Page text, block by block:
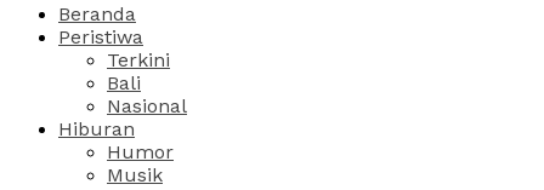
Beranda
Peristiwa
Terkini
Bali
Nasional
Hiburan
Humor
Musik